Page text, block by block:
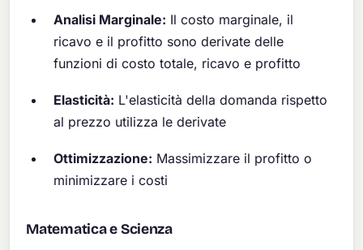
Analisi Marginale: Il costo marginale, il
ricavo e il profitto sono derivate delle
funzioni di costo totale, ricavo e profitto
Elasticità: L'elasticità della domanda rispetto
al prezzo utilizza le derivate
Ottimizzazione: Massimizzare il profitto o
minimizzare i costi
Matematica e Scienza